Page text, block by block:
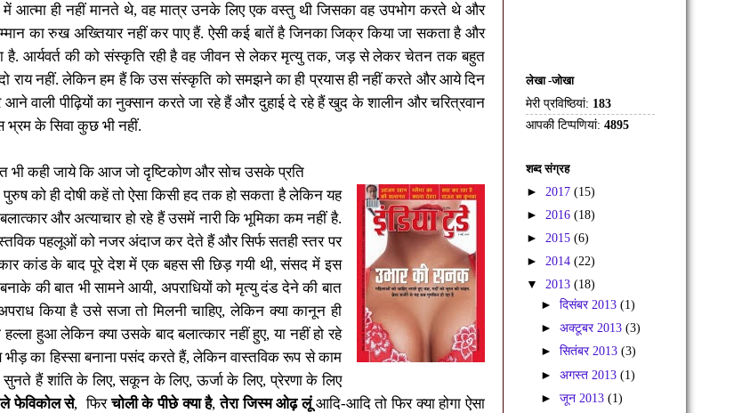
में आत्मा ही नहीं मानते थे,वह मात्र उनके लिए एक वस्तु थी जिसका वह उपभोग करते थे और
का रुख अख्तियार नहीं कर पाए हैं. ऐसी कई बातें है जिनका जिक्र किया जा सकता है और
है. आर्यवर्त की को संस्कृति रही है वह जीवन से लेकर मृत्यु तक,जड़ से लेकर चेतन तक बहुत
राय नहीं. लेकिन हम हैं कि उस संस्कृति को समझने का ही प्रयास ही नहीं करते और आये दिन
वाली पीढ़ियों का नुक्सान करते जा रहे हैं और दुहाई दे रहे हैं खुद के शालीन और चरित्रवान
के सिवा कुछ भी नहीं.
भी कही जाये कि आज जो दृष्टिकोण और सोच उसके प्रति
पुरुष को ही दोषी कहें तो ऐसा किसी हद तक हो सकता है लेकिन यह
और अत्याचार हो रहे हैं उसमें नारी कि भूमिका कम नहीं है.
पहलूओं को नजर अंदाज कर देते हैं और सिर्फ सतही स्तर पर
कांड के बाद पूरे देश में एक बहस सी छिड़ गयी थी,संसद में इस
की बात भी सामने आयी, अपराधियों को मृत्यु दंड देने की बात
किया है उसे सजा तो मिलनी चाहिए,लेकिन क्या कानून ही
हल्ला हुआ लेकिन क्या उसके बाद बलात्कार नहीं हुए,या नहीं हो रहे
का हिस्सा बनाना पसंद करते हैं,लेकिन वास्तविक रूप से काम
हैं शांति के लिए,सकून के लिए,ऊर्जा के लिए,प्रेरणा के लिए
फेविकोल से, फिरचोली के पीछे क्या है,तेरा जिस्म ओढ़ लूंआदि-आदि तो फिर क्या होगा ऐसा
लेखा -जोखा
मेरी प्रविष्ठियां: 183
आपकी टिप्पणियां: 4895
शब्द संग्रह
► 2017 (15)
► 2016 (18)
► 2015 (6)
► 2014 (22)
▼ 2013 (18)
►दिसंबर 2013(1)
►अक्टूबर 2013(3)
►सितंबर 2013(3)
►अगस्त 2013(1)
►जून 2013(1)